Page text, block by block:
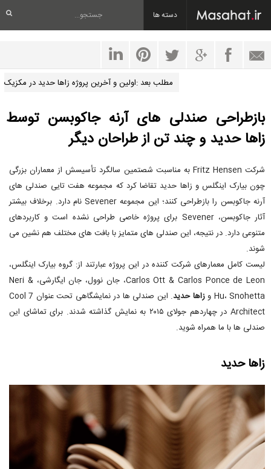
دسته ها
مطلب بعد :اولین و آخرین پروژه زاها حدید در مکزیک
بازطراحی صندلی های آرنه جاکوبسن توسط
زاها حدید و چند تن از طراحان دیگر
شرکت Fritz Hensen به مناسبت شصتمین سالگرد تأسیسش از معماران بزرگی
چون بیارک اینگلس و زاها حدید تقاضا کرد که مجموعه هفت تایی صندلی های
آرنه جاکوبسن را بازطراحی کنند؛ این مجموعه Sevener نام دارد. برخلاف بیشتر
آثار جاکوبسن، Sevener برای پروژه خاصی طراحی نشده است و کاربردهای
متنوعی دارد. در نتیجه، این صندلی های متمایز با بافت های مختلف هم نشین می
شوند.
لیست کامل معمارهای شرکت کننده در این پروژه عبارتند از: گروه بیارک اینگلس،
Carlos Ott & Carlos Ponce de Leon، جان نوول، جان ایگارشی، Neri &
Hu، Snohetta و
زاها حدید
. این صندلی ها در نمایشگاهی تحت عنوان 7 Cool
Architect در چهاردهم جولای ۲۰۱۵ به نمایش گذاشته شدند. برای تماشای این
صندلی ها با ما همراه شوید.
زاها حدید